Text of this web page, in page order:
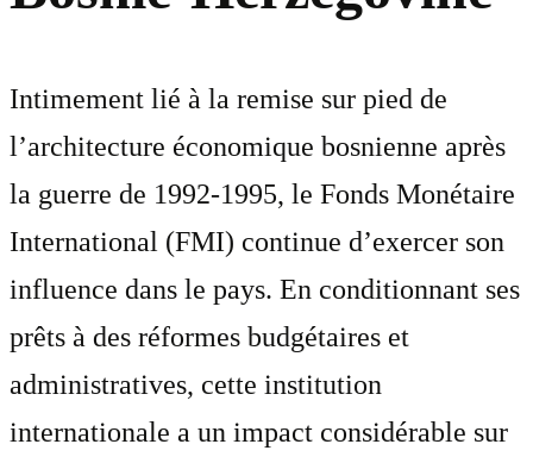
Intimement lié à la remise sur pied de
l’architecture économique bosnienne après
la guerre de 1992-1995, le Fonds Monétaire
International (FMI) continue d’exercer son
influence dans le pays. En conditionnant ses
prêts à des réformes budgétaires et
administratives, cette institution
internationale a un impact considérable sur